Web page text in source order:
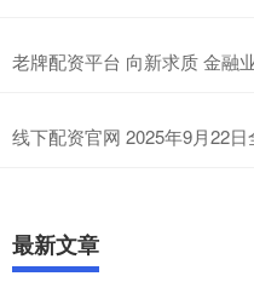
老牌配资平台 向新求质 金融
线下配资官网 2025年9月22
最新文章